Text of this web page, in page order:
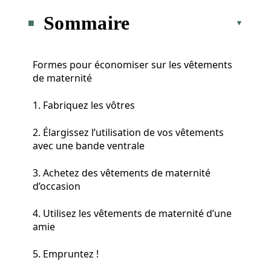
Sommaire
Formes pour économiser sur les vêtements
de maternité
1. Fabriquez les vôtres
2. Élargissez l’utilisation de vos vêtements
avec une bande ventrale
3. Achetez des vêtements de maternité
d’occasion
4. Utilisez les vêtements de maternité d’une
amie
5. Empruntez !